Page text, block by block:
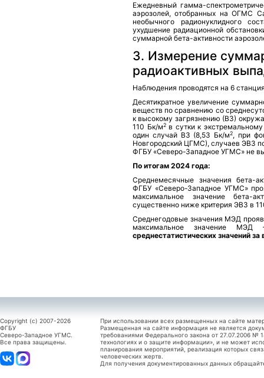
Ежедневный гамма-
аэрозолей, отобранных на ОГМС
необычного радионуклидного
ухудшение радиационной
суммарной бета-активности
3. Измерение
радиоактивных
Наблюдения проводятся на 6
Десятикратное увеличение
веществ по сравнению со
к высокому загрязнению (ВЗ)
110 Бк/м2 в сутки к
один случай ВЗ (8,53 Бк/м2, при
Новгородский ЦГМС), случаев ЭВЗ
ФГБУ «Северо-Западное УГМС» не
По итогам 2024 года:
Среднемесячные значения бета-
ФГБУ «Северо-Западное УГМС»
максимальное значение бета-
существенно ниже критерия ЭВЗ в
Среднегодовые значения МЭД
максимальное значение МЭД
среднестатистических значений
Copyright (c) 2007-2026
ФГБУ
Северо-Западное УГМС.
Все права защищены.
При использовании всех размещенных на сайте
Размещенная на сайте информация не является
требованиями Федерального закона от 27.07.2006
технологиях и о защите информации», и не может
планирования мероприятий, реализация которых
человеческих жертв.
Для получения документированных данных